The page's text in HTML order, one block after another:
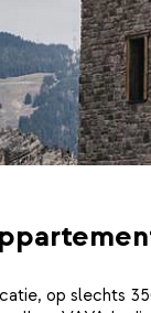
op slechts